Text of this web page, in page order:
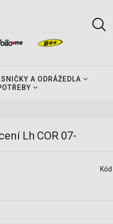
A ODRÁŽEDLA
Lh COR 07-
Kód